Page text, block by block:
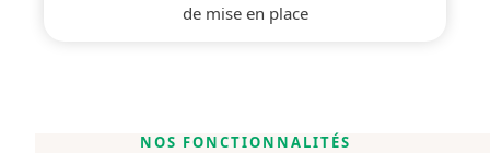
de mise en place
NOS FONCTIONNALITÉS